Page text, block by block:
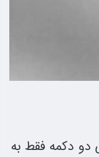
دکمه فقط به